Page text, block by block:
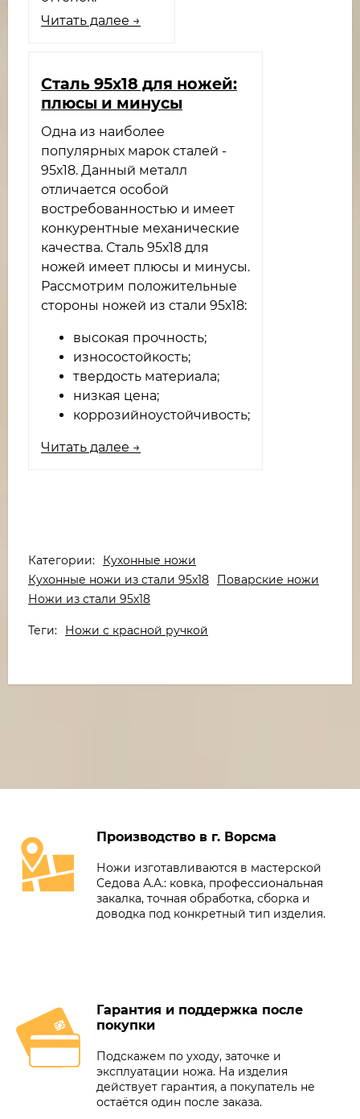
Читать далее →
​Сталь 95х18 для ножей:
плюсы и минусы
Одна из наиболее
популярных марок сталей -
95х18. Данный металл
отличается особой
востребованностью и имеет
конкурентные механические
качества. Сталь 95х18 для
ножей имеет плюсы и минусы.
Рассмотрим положительные
стороны ножей из стали 95х18:
высокая прочность;
износостойкость;
твердость материала;
низкая цена;
коррозийноустойчивость;
Читать далее →
Категории:
Кухонные ножи
Кухонные ножи из стали 95х18
Поварские ножи
Ножи из стали 95х18
Теги: Ножи с красной ручкой
Производство в г. Ворсма
Ножи изготавливаются в мастерской
Седова А.А.: ковка, профессиональная
закалка, точная обработка, сборка и
доводка под конкретный тип изделия.
Гарантия и поддержка после
покупки
Подскажем по уходу, заточке и
эксплуатации ножа. На изделия
действует гарантия, а покупатель не
остаётся один после заказа.